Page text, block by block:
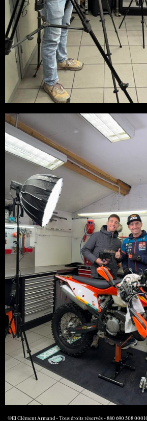
©EI Clément Armand - Tous droits réservés - 880 690 508